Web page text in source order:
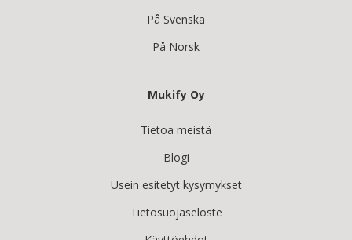
På Svenska
På Norsk
Mukify Oy
Tietoa meistä
Blogi
Usein esitetyt kysymykset
Tietosuojaseloste